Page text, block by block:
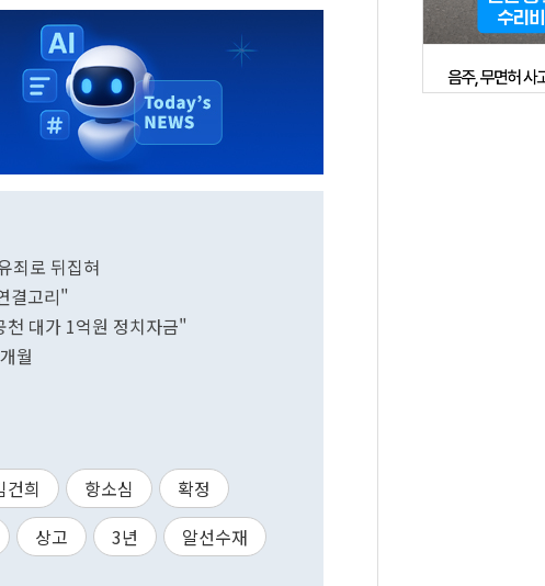
죄로 뒤집혀
결고리"
대가 1억원 정치자금"
월
건희 항소심
확정
상고 3년 알선수재